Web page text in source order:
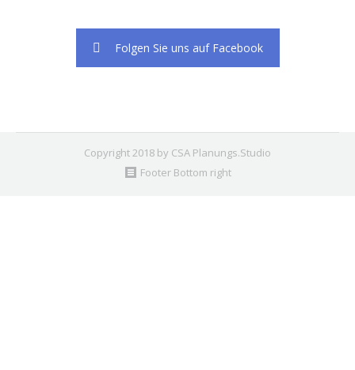
Folgen Sie uns auf Facebook
Copyright 2018 by CSA Planungs.Studio
Footer Bottom right